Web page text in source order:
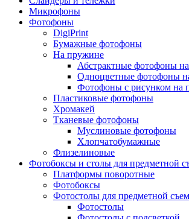
Микрофоны
Фотофоны
DigiPrint
Бумажные фотофоны
На пружине
Абстрактные фотофоны
Одноцветные фотофоны
Фотофоны с рисунком на
Пластиковые фотофоны
Хромакей
Тканевые фотофоны
Муслиновые фотофоны
Хлопчатобумажные
Флизелиновые
Фотобоксы и столы для предметной
Платформы поворотные
Фотобоксы
Фотостолы для предметной
Фотостолы